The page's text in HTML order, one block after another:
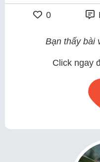
0
Bạn thấy bài
Click ngay